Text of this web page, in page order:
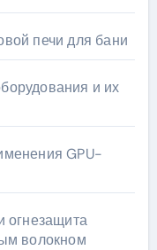
печи для бани
и их
GPU-
огнезащита
волокном